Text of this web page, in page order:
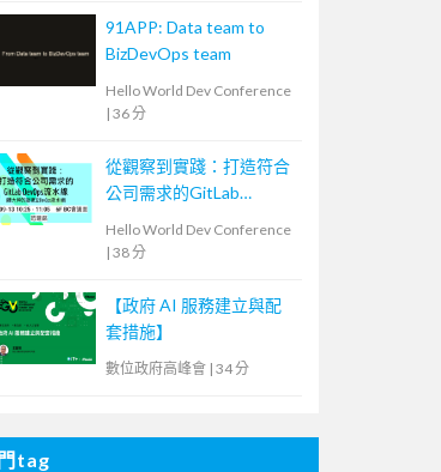
91APP: Data team to
BizDevOps team
Hello World Dev Conference
| 36 分
從觀察到實踐：打造符合
公司需求的GitLab
Hello World Dev Conference
| 38 分
【政府 AI 服務建立與配
套措施】
數位政府高峰會 | 34 分
tag